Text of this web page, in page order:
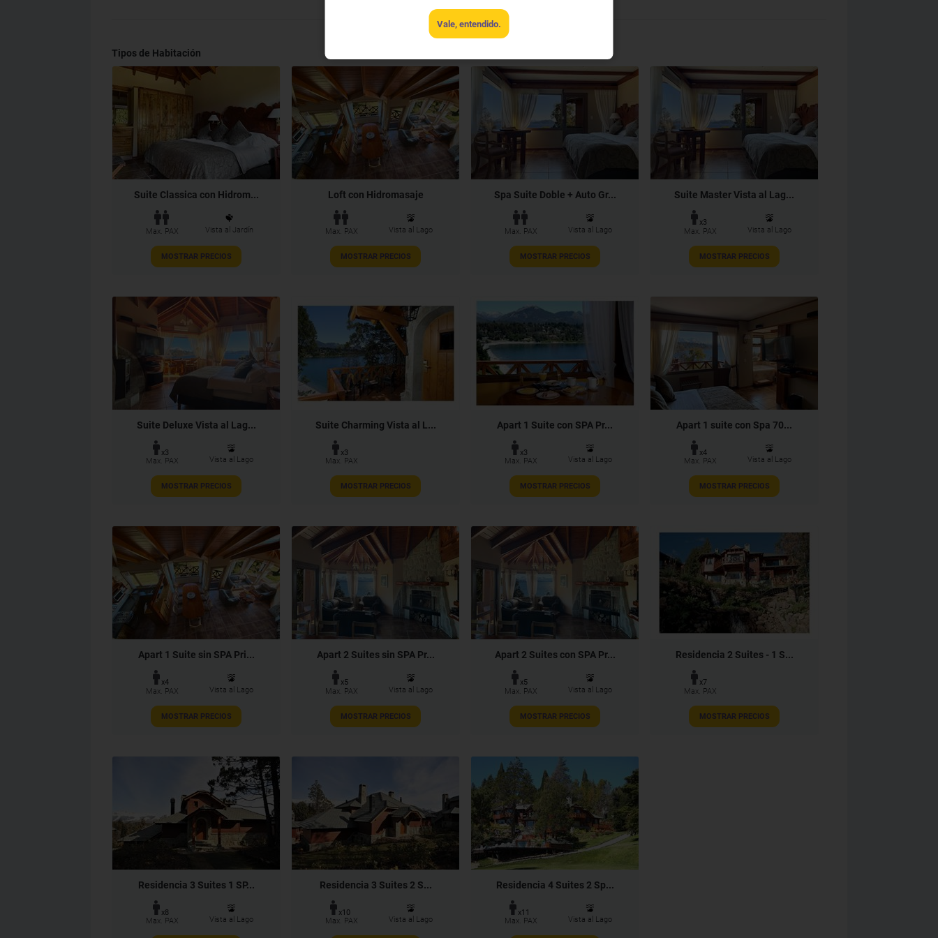
Vale, entendido.
Tipos de Habitación
Suite Classica con Hidrom...
Max. PAX Vista al Jardín
MOSTRAR PRECIOS
Loft con Hidromasaje
Max. PAX Vista al Lago
MOSTRAR PRECIOS
Spa Suite Doble + Auto Gr...
Max. PAX Vista al Lago
MOSTRAR PRECIOS
Suite Master Vista al Lag...
x3
Max. PAX
Vista al Lago
MOSTRAR PRECIOS
Suite Deluxe Vista al Lag...
x3
Max. PAX
Vista al Lago
MOSTRAR PRECIOS
Suite Charming Vista al L...
x3
Max. PAX
MOSTRAR PRECIOS
Apart 1 Suite con SPA Pr...
x3
Max. PAX
Vista al Lago
MOSTRAR PRECIOS
Apart 1 suite con Spa 70...
x4
Max. PAX
Vista al Lago
MOSTRAR PRECIOS
Apart 1 Suite sin SPA Pri...
x4
Max. PAX
Vista al Lago
MOSTRAR PRECIOS
Apart 2 Suites sin SPA Pr...
x5
Max. PAX
Vista al Lago
MOSTRAR PRECIOS
Apart 2 Suites con SPA Pr...
x5
Max. PAX
Vista al Lago
MOSTRAR PRECIOS
Residencia 2 Suites - 1 S...
x7
Max. PAX
MOSTRAR PRECIOS
Residencia 3 Suites 1 SP...
x8
Max. PAX
Vista al Lago
Residencia 3 Suites 2 S...
x10
Max. PAX
Vista al Lago
Residencia 4 Suites 2 Sp...
x11
Max. PAX
Vista al Lago